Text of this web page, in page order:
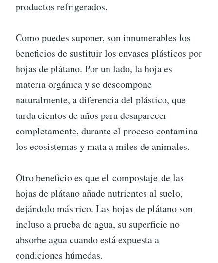
productos refrigerados.
Como puedes suponer, son innumerables los
beneficios de sustituir los envases plásticos por
hojas de plátano. Por un lado, la hoja es
materia orgánica y se descompone
naturalmente, a diferencia del plástico, que
tarda cientos de años para desaparecer
completamente, durante el proceso contamina
los ecosistemas y mata a miles de animales.
Otro beneficio es que el compostaje de las
hojas de plátano añade nutrientes al suelo,
dejándolo más rico. Las hojas de plátano son
incluso a prueba de agua, su superficie no
absorbe agua cuando está expuesta a
condiciones húmedas.